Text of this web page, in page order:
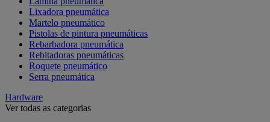
Lixadora pneumática
Martelo pneumático
Pistolas de pintura pneumáticas
Rebarbadora pneumática
Rebitadoras pneumáticas
Roquete pneumático
Serra pneumática
Hardware
Ver todas as categorias